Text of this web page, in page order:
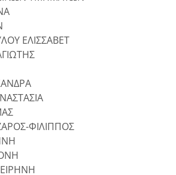
ΕΛΙΣΣΑΒΕΤ
ΦΙΛΙΠΠΟΣ